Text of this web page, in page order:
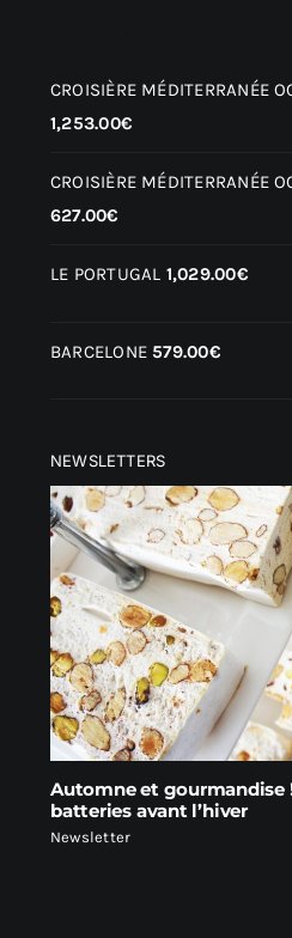
CROISIÈRE MÉDITERRANÉE
1,253.00€
CROISIÈRE MÉDITERRANÉE
627.00€
LE PORTUGAL 1,029.00€
BARCELONE 579.00€
NEWSLETTERS
Automne et gourmandise
batteries avant l’hiver
Newsletter